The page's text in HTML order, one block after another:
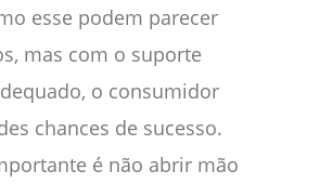
esse podem parecer
mas com o suporte
o consumidor
chances de sucesso.
é não abrir mão